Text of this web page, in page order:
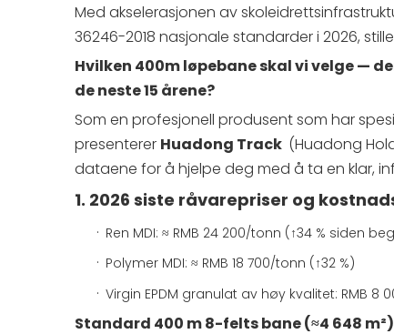
Med akselerasjonen av
36246-2018 nasjonale standarder i 2026,
Hvilken 400m løpebane skal vi velge —
de neste 15 årene?
Som en profesjonell produsent som har
presenterer Huadong Track (Huadong
dataene for å hjelpe deg med å ta en klar,
1. 2026 siste råvarepriser og
· Ren MDI: ≈ RMB 24 200/tonn (↑34 % siden
· Polymer MDI: ≈ RMB 18 700/tonn (↑32 %)
· Virgin EPDM granulat av høy kvalitet: RMB 8
Standard 400 m 8-felts bane (≈4 648